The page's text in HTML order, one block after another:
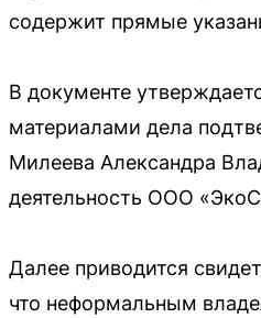
содержит прямые
В документе
материалами дела
Милеева Александра
деятельность ООО
Далее приводится
что неформальным